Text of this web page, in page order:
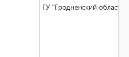
ГУ "Гродненский